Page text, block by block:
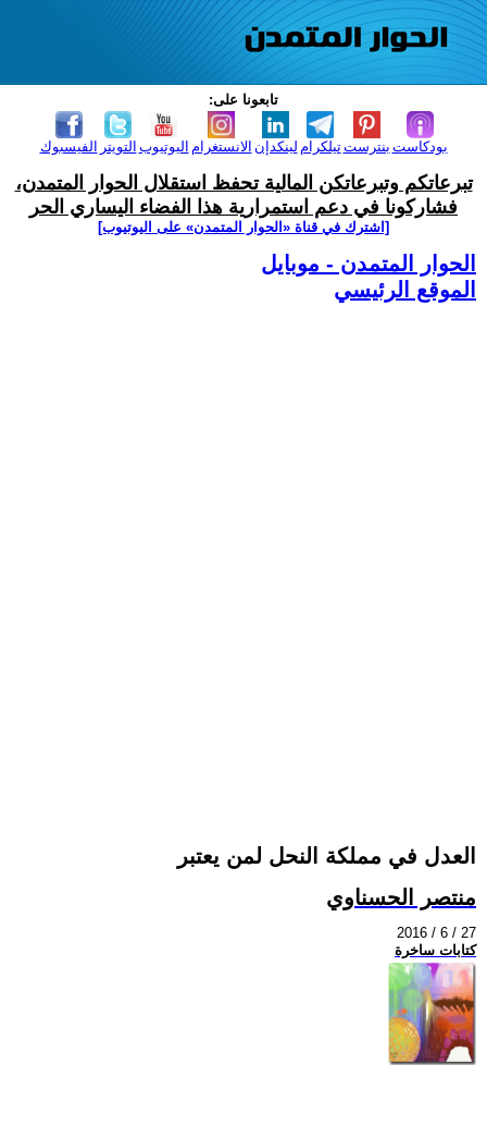
تابعونا على:
الفيسبوك التويتر اليوتيوب الانستغرام لينكدإن تيلكرامبنترست بودكاست
تبرعاتكم وتبرعاتكن المالية تحفظ استقلال الحوار المتمدن،
فشاركونا في دعم استمرارية هذا الفضاء اليساري الحر
[اشترك في قناة ‫«الحوار المتمدن» على اليوتيوب]
الحوار المتمدن - موبايل
الموقع الرئيسي
العدل في مملكة النحل لمن يعتبر
منتصر الحسناوي
2016 / 6 / 27
كتابات ساخرة